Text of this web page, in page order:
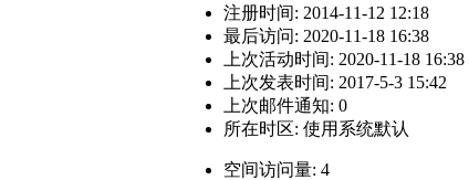
注册时间: 2014-11-12 12:18
最后访问: 2020-11-18 16:38
上次活动时间: 2020-11-18 16:38
上次发表时间: 2017-5-3 15:42
上次邮件通知: 0
所在时区: 使用系统默认
空间访问量: 4